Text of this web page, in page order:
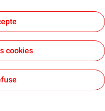
des cookies. Dans le
», seuls les cookies
fonctionnement du site
vous pouvez
cookies